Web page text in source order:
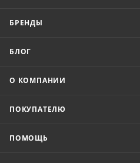
БРЕНДЫ
БЛОГ
О КОМПАНИИ
ПОКУПАТЕЛЮ
ПОМОЩЬ